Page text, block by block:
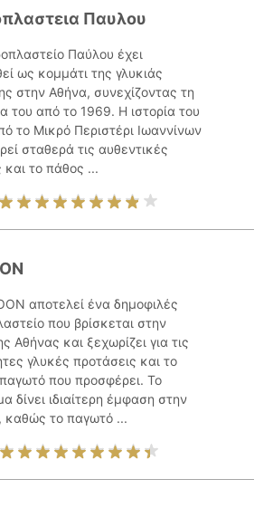
Παυλου
Παύλου έχει
ως κομμάτι της γλυκιάς
στην Αθήνα, συνεχίζοντας τη
του από το 1969. Η ιστορία του
το Μικρό Περιστέρι Ιωαννίνων
σταθερά τις αυθεντικές
και το πάθος ...
αποτελεί ένα δημοφιλές
που βρίσκεται στην
Αθήνας και ξεχωρίζει για τις
γλυκές προτάσεις και το
που προσφέρει. Το
δίνει ιδιαίτερη έμφαση στην
καθώς το παγωτό ...